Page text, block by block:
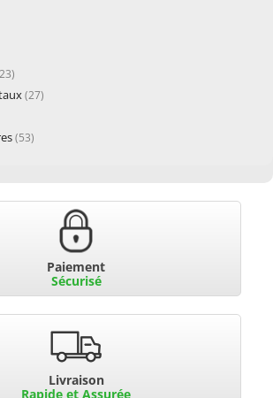
(27)
(53)
Paiement
Sécurisé
Livraison
Rapide et Assurée